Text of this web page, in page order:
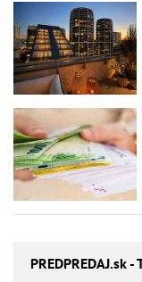
PREDPREDAJ.sk -